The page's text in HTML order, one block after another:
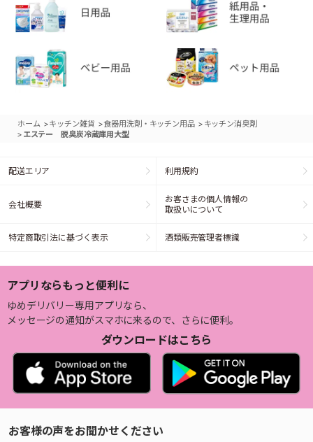
ホーム >キッチン雑貨 >食器用洗剤・キッチン用品 > キッチン消臭剤
> エステー 脱臭炭冷蔵庫用大型
配送エリア 利用規約
会社概要
お客さまの個人情報の
取扱いについて
特定商取引法に基づく表示 酒類販売管理者標識
アプリならもっと便利に
ゆめデリバリー専用アプリなら、
メッセージの通知がスマホに来るので、さらに便利。
ダウンロードはこちら
お客様の声をお聞かせください